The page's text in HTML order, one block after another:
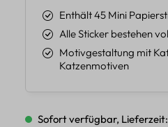
Enthält 45 Mini
Alle Sticker bestehen
Motivgestaltung mit
Katzenmotiven
Sofort verfügbar, Lieferzeit: